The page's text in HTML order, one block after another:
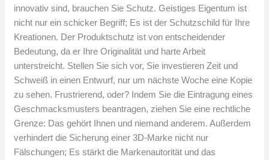
innovativ sind, brauchen Sie Schutz. Geistiges Eigentum ist
nicht nur ein schicker Begriff; Es ist der Schutzschild für Ihre
Kreationen. Der Produktschutz ist von entscheidender
Bedeutung, da er Ihre Originalität und harte Arbeit
unterstreicht. Stellen Sie sich vor, Sie investieren Zeit und
Schweiß in einen Entwurf, nur um nächste Woche eine Kopie
zu sehen. Frustrierend, oder? Indem Sie die Eintragung eines
Geschmacksmusters beantragen, ziehen Sie eine rechtliche
Grenze: Das gehört Ihnen und niemand anderem. Außerdem
verhindert die Sicherung einer 3D-Marke nicht nur
Fälschungen; Es stärkt die Markenautorität und das